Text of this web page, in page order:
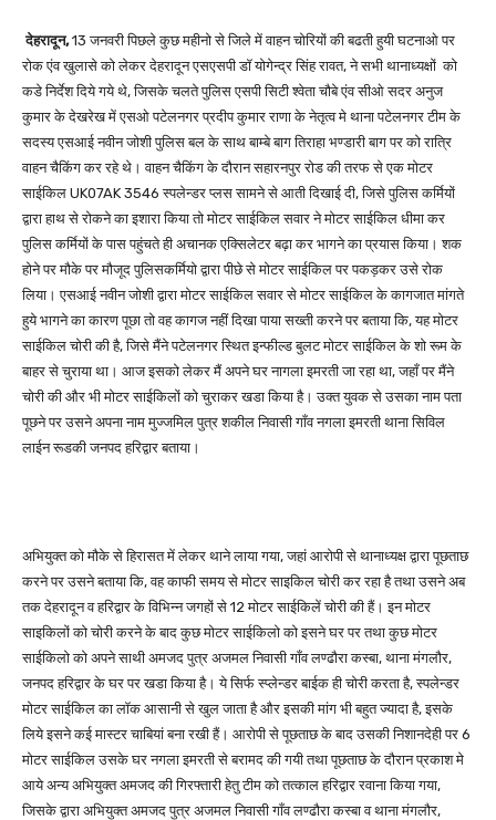
देहरादून,13 जनवरी पिछले कुछ महीनो से जिले में वाहन चोरियों की बढती हुयी घटनाओ पर
रोक एंव खुलासे को लेकर देहरादून एसएसपी डॉ योगेन्द्र सिंह रावत, ने सभी थानाध्यक्षों को
कडे निर्देश दिये गये थे, जिसके चलते पुलिस एसपी सिटी श्वेता चौबे एंव सीओ सदर अनुज
कुमार के देखरेख में एसओ पटेलनगर प्रदीप कुमार राणा के नेतृत्व मे थाना पटेलनगर टीम के
सदस्य एसआई नवीन जोशी पुलिस बल के साथ बाम्बे बाग तिराहा भण्डारी बाग पर को रात्रि
वाहन चैकिंग कर रहे थे। वाहन चैकिंग के दौरान सहारनपुर रोड की तरफ से एक मोटर
साईकिल UK07AK 3546 स्पलेन्डर प्लस सामने से आती दिखाई दी, जिसे पुलिस कर्मियों
द्वारा हाथ से रोकने का इशारा किया तो मोटर साईकिल सवार ने मोटर साईकिल धीमा कर
पुलिस कर्मियों के पास पहुंचते ही अचानक एक्सिलेटर बढ़ा कर भागने का प्रयास किया। शक
होने पर मौके पर मौजूद पुलिसकर्मियो द्वारा पीछे से मोटर साईकिल पर पकड़कर उसे रोक
लिया। एसआई नवीन जोशी द्वारा मोटर साईकिल सवार से मोटर साईकिल के कागजात मांगते
हुये भागने का कारण पूछा तो वह कागज नहीं दिखा पाया सख्ती करने पर बताया कि, यह मोटर
साईकिल चोरी की है, जिसे मैंने पटेलनगर स्थित इन्फील्ड बुलट मोटर साईकिल के शो रूम के
बाहर से चुराया था। आज इसको लेकर मैं अपने घर नागला इमरती जा रहा था, जहाँ पर मैंने
चोरी की और भी मोटर साईकिलों को चुराकर खडा किया है। उक्त युवक से उसका नाम पता
पूछने पर उसने अपना नाम मुज्जमिल पुत्र शकील निवासी गाँव नगला इमरती थाना सिविल
लाईन रूडकी जनपद हरिद्वार बताया।
अभियुक्त को मौके से हिरासत में लेकर थाने लाया गया, जहां आरोपी से थानाध्यक्ष द्वारा पूछताछ
करने पर उसने बताया कि, वह काफी समय से मोटर साइकिल चोरी कर रहा है तथा उसने अब
तक देहरादून व हरिद्वार के विभिन्न जगहों से 12 मोटर साईकिलें चोरी की हैं। इन मोटर
साइकिलों को चोरी करने के बाद कुछ मोटर साईकिलो को इसने घर पर तथा कुछ मोटर
साईकिलो को अपने साथी अमजद पुत्र अजमल निवासी गाँव लण्ढौरा कस्बा, थाना मंगलौर,
जनपद हरिद्वार के घर पर खडा किया है। ये सिर्फ स्प्लेन्डर बाईक ही चोरी करता है, स्पलेन्डर
मोटर साईकिल का लॉक आसानी से खुल जाता है और इसकी मांग भी बहुत ज्यादा है, इसके
लिये इसने कई मास्टर चाबियां बना रखी हैं। आरोपी से पूछताछ के बाद उसकी निशानदेही पर 6
मोटर साईकिल उसके घर नगला इमरती से बरामद की गयी तथा पूछताछ के दौरान प्रकाश मे
आये अन्य अभियुक्त अमजद की गिरफ्तारी हेतु टीम को तत्काल हरिद्वार रवाना किया गया,
जिसके द्वारा अभियुक्त अमजद पुत्र अजमल निवासी गाँव लण्ढौरा कस्बा व थाना मंगलौर,